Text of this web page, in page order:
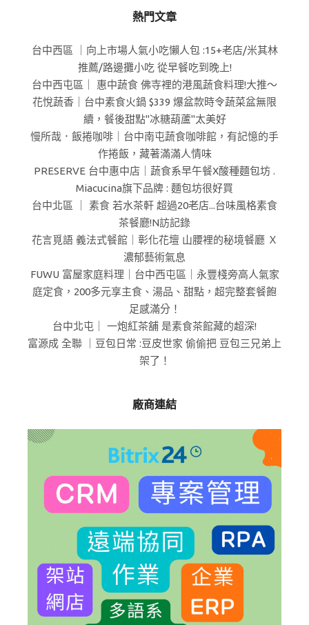
熱門文章
台中西區 ｜向上市場人氣小吃懶人包 :15+老店/米其林
推薦/路邊攤小吃 從早餐吃到晚上!
台中西屯區｜ 惠中蔬食 佛寺裡的港風蔬食料理!大推～
花悅蔬香｜台中素食火鍋 $339 爆盆款時令蔬菜盆無限
續，餐後甜點"冰糖葫蘆"太美好
慢所哉．飯捲咖啡｜台中南屯蔬食咖啡館，有記憶的手
作捲飯，藏著滿滿人情味
PRESERVE 台中惠中店｜蔬食系早午餐X酸種麵包坊 .
Miacucina旗下品牌 : 麵包坊很好買
台中北區 ｜ 素食 若水茶軒 超過20老店...台味風格素食
茶餐廳!N訪記錄
花言覓語 義法式餐館｜彰化花壇 山腰裡的秘境餐廳 Ｘ
濃郁藝術氣息
FUWU 富屋家庭料理｜台中西屯區｜永豐棧旁高人氣家
庭定食，200多元享主食、湯品、甜點，超完整套餐飽
足感滿分！
台中北屯｜ 一炮紅茶舖 是素食茶館藏的超深!
富源成 全聯 ｜豆包日常 :豆皮世家 偷偷把 豆包三兄弟上
架了！
廠商連結